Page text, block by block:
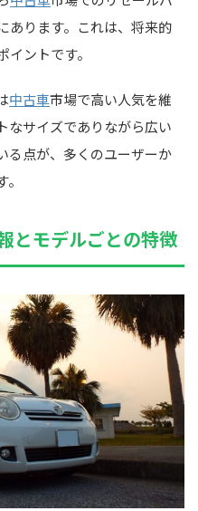
あります。これは、将来的
ントです。
中古車市場で高い人気を維
なサイズでありながら広い
る点が、多くのユーザーか
とモデルごとの特徴